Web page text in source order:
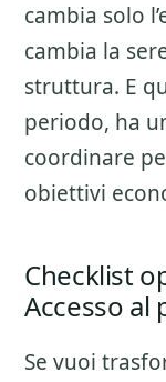
cambia solo
cambia la
struttura. E
periodo, ha
coordinare
obiettivi
Checklist
Accesso al
Se vuoi